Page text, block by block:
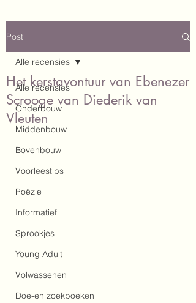
Post
Alle recensies
Onderbouw
Middenbouw
Bovenbouw
Voorleestips
Poëzie
Informatief
Sprookjes
Young Adult
Volwassenen
Doe-en zoekboeken
Alle recensies
Het kerstavontuur van Ebenezer
Scrooge van Diederik van
Vleuten